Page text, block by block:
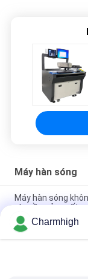
Máy hàn sóng
Máy hàn sóng
chuyền sản xuất
PC Control Máy
PC350DS cho dây
Máy hàn sóng
Charmhigh